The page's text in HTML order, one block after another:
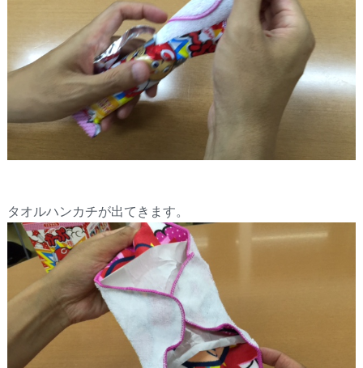
タオルハンカチが出てきます。